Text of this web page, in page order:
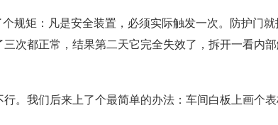
规矩：凡是安全装置，必须实际触发一次。防护门
都正常，结果第二天它完全失效了，拆开一看内
。我们后来上了个最简单的办法：车间白板上画个